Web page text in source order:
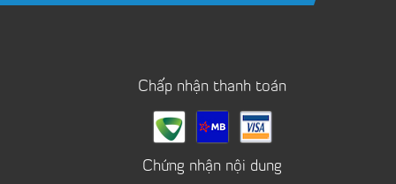
Chấp nhận thanh toán
Chứng nhận nội dung